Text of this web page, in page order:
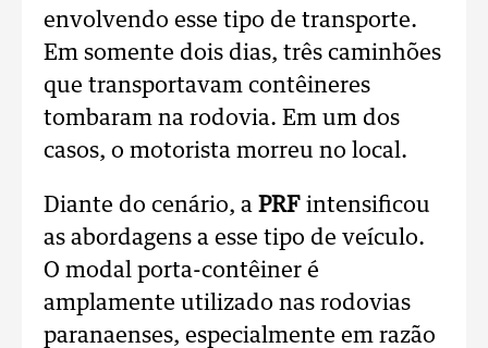
envolvendo esse tipo de transporte.
Em somente dois dias, três caminhões
que transportavam contêineres
tombaram na rodovia. Em um dos
casos, o motorista morreu no local.
Diante do cenário, a PRF intensificou
as abordagens a esse tipo de veículo.
O modal porta-contêiner é
amplamente utilizado nas rodovias
paranaenses, especialmente em razão